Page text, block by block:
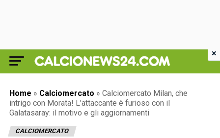
Home » Calciomercato » Calciomercato Milan, che
intrigo con Morata! L’attaccante è furioso con il
Galatasaray: il motivo e gli aggiornamenti
CALCIOMERCATO
×